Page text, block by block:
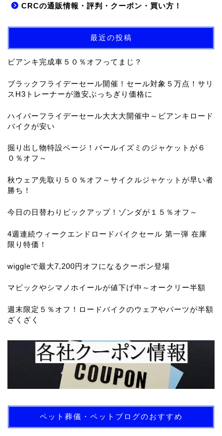
CRCの通販情報・評判・クーポン・買い方！
最近の投稿
ビアンキ完成車５０％オフってまじ？
ブラックフライデーセール開催！セール対象５万点！サリ
スH3トレーナーが激安ぶっちぎり価格に
ハイパーフライデーセール大大大開催中～ビアンキロード
バイクが安い
掘り出し物特設ページ！パールイズミのジャケットが６
０％オフ～
秋ウェア先取り５０％オフ～サイクルジャケットが早い者
勝ち！
今日の日替わりピックアップ！ゾンダが１５％オフ～
4週連続ウィークエンドロードバイクセール 第一弾 在庫
限り特価！
wiggleで最大7,200円オフになるクーポン登場
マビックやシマノホイールが値下げ中～オークリー半額
週末限定５％オフ！ロードバイクのウェアやパーツが半額
ざくざく
ペット葬儀・ペットブログのおすすめ